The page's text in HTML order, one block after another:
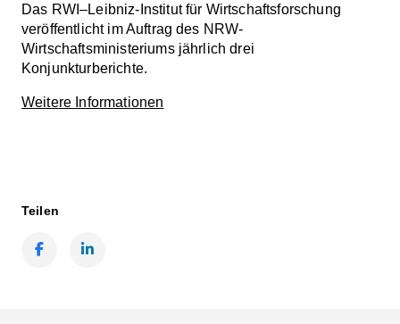
Das RWI–Leibniz-Institut für Wirtschaftsforschung
veröffentlicht im Auftrag des NRW-
Wirtschaftsministeriums jährlich drei
Konjunkturberichte.
Weitere Informationen
Teilen